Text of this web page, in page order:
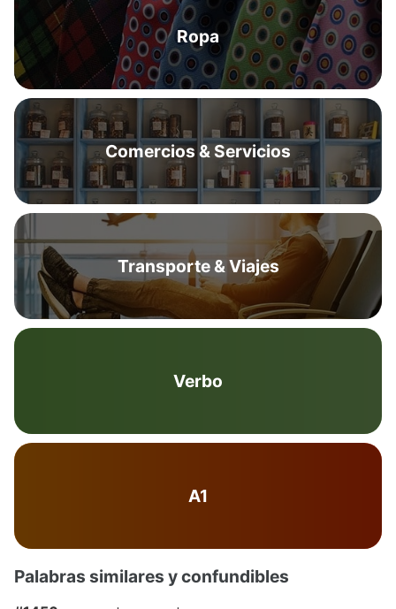
Ropa
Comercios & Servicios
Transporte & Viajes
Verbo
A1
Palabras similares y confundibles